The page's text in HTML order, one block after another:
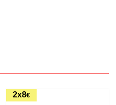
2x8€